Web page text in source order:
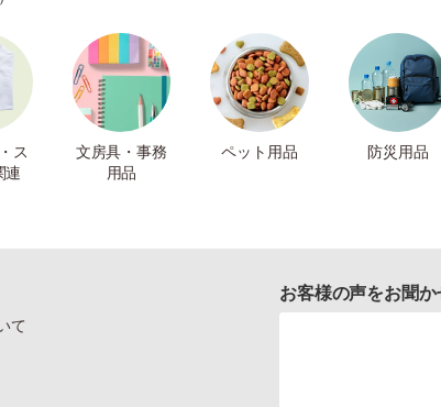
ス
連
文房具・事務
用品
ペット用品 防災用品
て
お客様の声をお聞